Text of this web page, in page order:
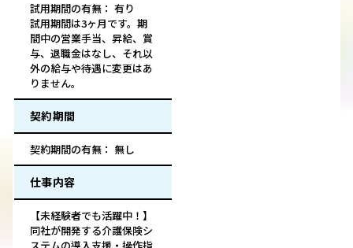
試用期間の有無： 有り
試用期間は3ヶ月です。期
間中の営業手当、昇給、賞
与、退職金はなし、それ以
外の給与や待遇に変更はあ
りません。
契約期間
契約期間の有無： 無し
仕事内容
【未経験者でも活躍中！】
同社が開発する介護保険シ